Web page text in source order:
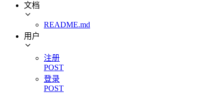
文档
README.md
用户
注册
POST
登录
POST